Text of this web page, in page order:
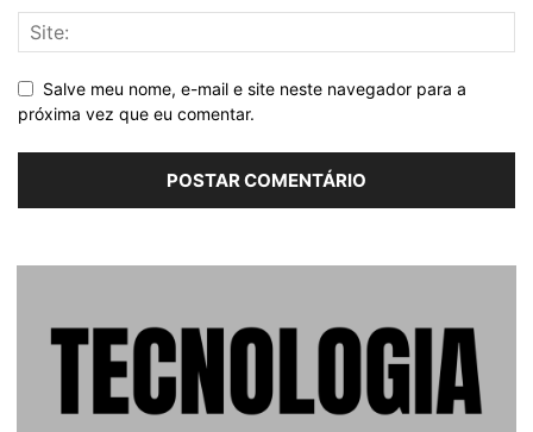
Salve meu nome, e-mail e site neste navegador para a
próxima vez que eu comentar.